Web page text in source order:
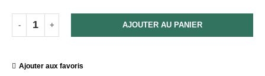
AJOUTER AU PANIER
Ajouter aux favoris